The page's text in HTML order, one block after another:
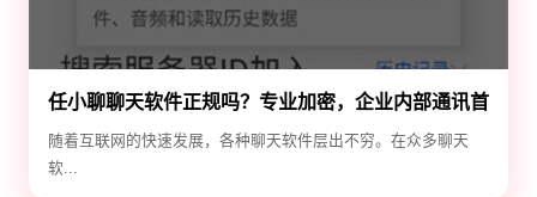
任小聊聊天软件正规吗？专业加密，企业内部通讯首
选！
随着互联网的快速发展，各种聊天软件层出不穷。在众多聊天
软...